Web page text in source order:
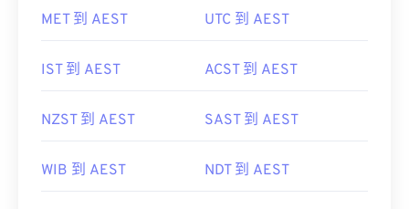
MET 到 AEST UTC 到 AEST
IST 到 AEST ACST 到 AEST
NZST 到 AEST SAST 到 AEST
WIB 到 AEST NDT 到 AEST